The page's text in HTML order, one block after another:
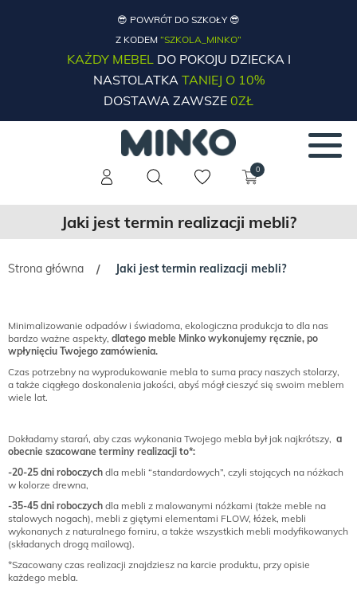
😎 POWRÓT DO SZKOŁY 😎
Z KODEM “SZKOLA_MINKO”
KAŻDY MEBELDO POKOJU DZIECKA I
NASTOLATKATANIEJ O 10%
DOSTAWA ZAWSZE 0ZŁ
0
Jaki jest termin realizacji mebli?
Strona główna / Jaki jest termin realizacji mebli?
Minimalizowanie odpadów i świadoma, ekologiczna produkcja to dla nas
bardzo ważne aspekty, dlatego meble Minko wykonujemy ręcznie, po
wpłynięciu Twojego zamówienia.
Czas potrzebny na wyprodukowanie mebla to suma pracy naszych stolarzy,
a także ciągłego doskonalenia jakości, abyś mógł cieszyć się swoim meblem
wiele lat.
Dokładamy starań, aby czas wykonania Twojego mebla był jak najkrótszy, a
obecnie szacowane terminy realizacji to*:
-20-25 dni roboczych dla mebli “standardowych”, czyli stojących na nóżkach
w kolorze drewna,
-35-45 dni roboczych dla mebli z malowanymi nóżkami (także meble na
stalowych nogach), mebli z giętymi elementami FLOW, łóżek, mebli
wykonanych z naturalnego forniru, a także wszystkich mebli modyfikowanych
(składanych drogą mailową).
*Szacowany czas realizacji znajdziesz na karcie produktu, przy opisie
każdego mebla.